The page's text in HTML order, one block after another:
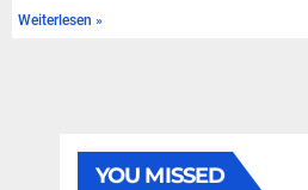
Weiterlesen »
YOU MISSED